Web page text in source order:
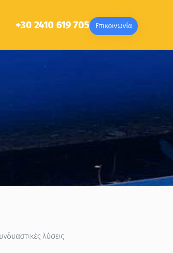
+30 2410 619 705 Επικοινωνία
λύσεις